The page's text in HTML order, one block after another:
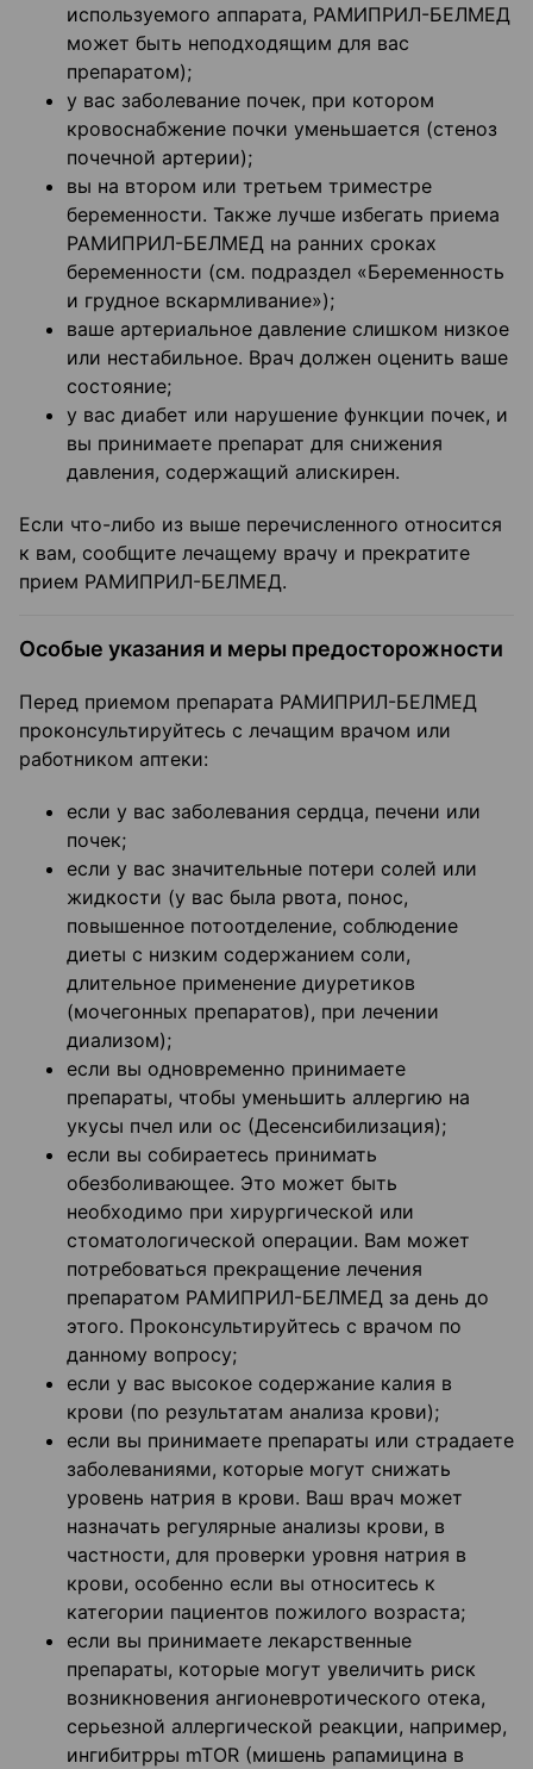
используемого аппарата, РАМИПРИЛ-БЕЛМЕД
может быть неподходящим для вас
препаратом);
у вас заболевание почек, при котором
кровоснабжение почки уменьшается (стеноз
почечной артерии);
вы на втором или третьем триместре
беременности. Также лучше избегать приема
РАМИПРИЛ-БЕЛМЕД на ранних сроках
беременности (см. подраздел «Беременность
и грудное вскармливание»);
ваше артериальное давление слишком низкое
или нестабильное. Врач должен оценить ваше
состояние;
у вас диабет или нарушение функции почек, и
вы принимаете препарат для снижения
давления, содержащий алискирен.
Если что-либо из выше перечисленного относится
к вам, сообщите лечащему врачу и прекратите
прием РАМИПРИЛ-БЕЛМЕД.
Особые указания и меры предосторожности
Перед приемом препарата РАМИПРИЛ-БЕЛМЕД
проконсультируйтесь с лечащим врачом или
работником аптеки:
если у вас заболевания сердца, печени или
почек;
если у вас значительные потери солей или
жидкости (у вас была рвота, понос,
повышенное потоотделение, соблюдение
диеты с низким содержанием соли,
длительное применение диуретиков
(мочегонных препаратов), при лечении
диализом);
если вы одновременно принимаете
препараты, чтобы уменьшить аллергию на
укусы пчел или ос (Десенсибилизация);
если вы собираетесь принимать
обезболивающее. Это может быть
необходимо при хирургической или
стоматологической операции. Вам может
потребоваться прекращение лечения
препаратом РАМИПРИЛ-БЕЛМЕД за день до
этого. Проконсультируйтесь с врачом по
данному вопросу;
если у вас высокое содержание калия в
крови (по результатам анализа крови);
если вы принимаете препараты или страдаете
заболеваниями, которые могут снижать
уровень натрия в крови. Ваш врач может
назначать регулярные анализы крови, в
частности, для проверки уровня натрия в
крови, особенно если вы относитесь к
категории пациентов пожилого возраста;
если вы принимаете лекарственные
препараты, которые могут увеличить риск
возникновения ангионевротического отека,
серьезной аллергической реакции, например,
ингибитрры mTOR (мишень рапамицина в